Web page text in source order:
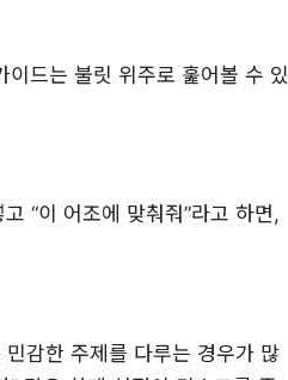
이드는 불릿 위주로 훑어볼 수 있
“이 어조에 맞춰줘”라고 하면,
감한 주제를 다루는 경우가 많